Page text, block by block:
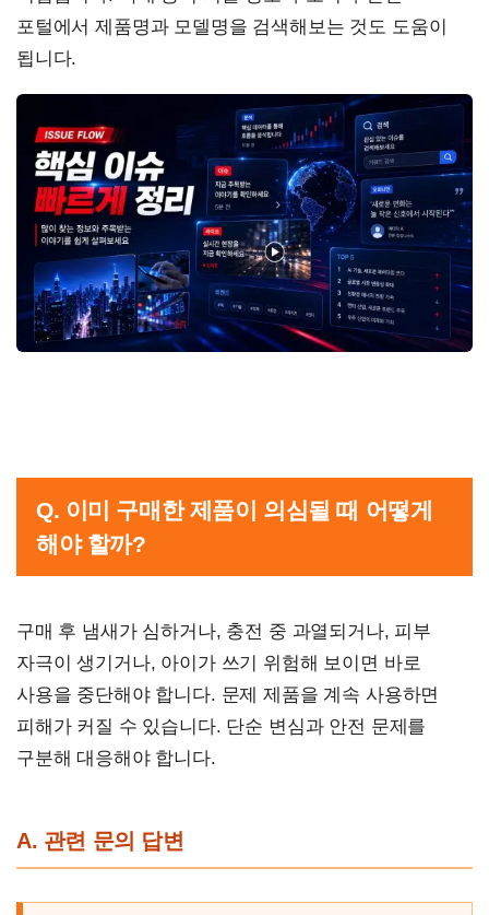
포털에서 제품명과 모델명을 검색해보는 것도 도움이
됩니다.
Q. 이미 구매한 제품이 의심될 때 어떻게
해야 할까?
구매 후 냄새가 심하거나, 충전 중 과열되거나, 피부
자극이 생기거나, 아이가 쓰기 위험해 보이면 바로
사용을 중단해야 합니다. 문제 제품을 계속 사용하면
피해가 커질 수 있습니다. 단순 변심과 안전 문제를
구분해 대응해야 합니다.
A. 관련 문의 답변